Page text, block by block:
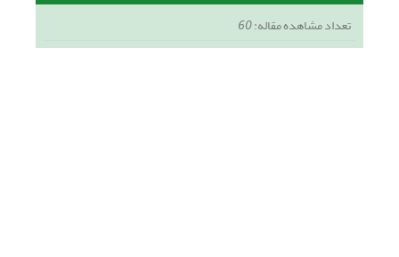
تعداد مشاهده مقاله:60